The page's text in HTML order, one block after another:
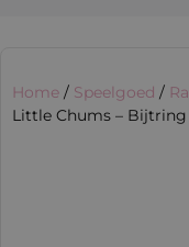
Home / Speelgoed /
Little Chums –